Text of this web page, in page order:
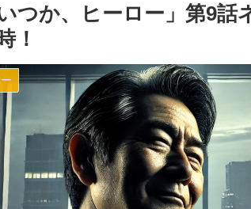
つか、ヒーロー」第9
！